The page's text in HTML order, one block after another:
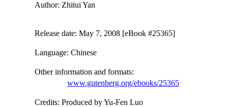
Author: Zhitui Yan
Release date: May 7, 2008 [eBook #25365]
Language: Chinese
Other information and formats:
www.gutenberg.org/ebooks/25365
Credits: Produced by Yu-Fen Luo